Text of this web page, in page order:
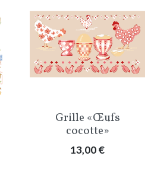
Grille «Œufs
cocotte»
Prix
13,00 €